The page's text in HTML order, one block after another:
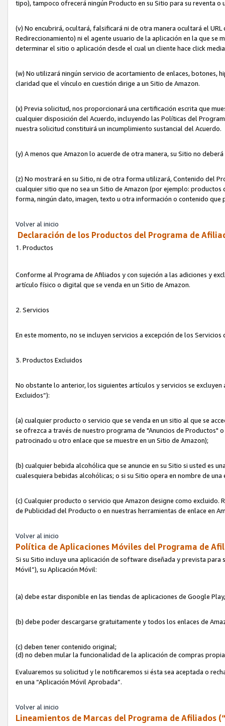
tipo), tampoco ofrecerá ningún Producto en su Sitio para su reventa o
(v) No encubrirá, ocultará, falsificará ni de otra manera ocultará el
Redireccionamiento) ni el agente usuario de la aplicación en la que
determinar el sitio o aplicación desde el cual un cliente hace click
(w) No utilizará ningún servicio de acortamiento de enlaces, botones,
claridad que el vínculo en cuestión dirige a un Sitio de Amazon.
(x) Previa solicitud, nos proporcionará una certificación escrita que
cualquier disposición del Acuerdo, incluyendo las Políticas del
nuestra solicitud constituirá un incumplimiento sustancial del Acuerdo.
(y) A menos que Amazon lo acuerde de otra manera, su Sitio no
(z) No mostrará en su Sitio, ni de otra forma utilizará, Contenido del
cualquier sitio que no sea un Sitio de Amazon (por ejemplo:
forma, ningún dato, imagen, texto u otra información o contenido
Volver al inicio
Declaración de los Productos del Programa de
1. Productos
Conforme al Programa de Afiliados y con sujeción a las adiciones y
artículo físico o digital que se venda en un Sitio de Amazon.
2. Servicios
En este momento, no se incluyen servicios a excepción de los
3. Productos Excluidos
No obstante lo anterior, los siguientes artículos y servicios se
Excluidos”):
(a) cualquier producto o servicio que se venda en un sitio al que se
se ofrezca a través de nuestro programa de "Anuncios de Productos"
patrocinado u otro enlace que se muestre en un Sitio de Amazon);
(b) cualquier bebida alcohólica que se anuncie en su Sitio si usted es
cualesquiera bebidas alcohólicas; o si su Sitio opera en nombre de
(c) Cualquier producto o servicio que Amazon designe como excluido.
de Publicidad del Producto o en nuestras herramientas de enlace en
Volver al inicio
Política de Aplicaciones Móviles del Programa de
Si su Sitio incluye una aplicación de software diseñada y prevista
Móvil”), su Aplicación Móvil:
(a) debe estar disponible en las tiendas de aplicaciones de Google
(b) debe poder descargarse gratuitamente y todos los enlaces de
(c) deben tener contenido original;
(d) no deben mular la funcionalidad de la aplicación de compras
Evaluaremos su solicitud y le notificaremos si ésta sea aceptada o
en una “Aplicación Móvil Aprobada”.
Volver al inicio
Lineamientos de Marcas del Programa de Afiliados